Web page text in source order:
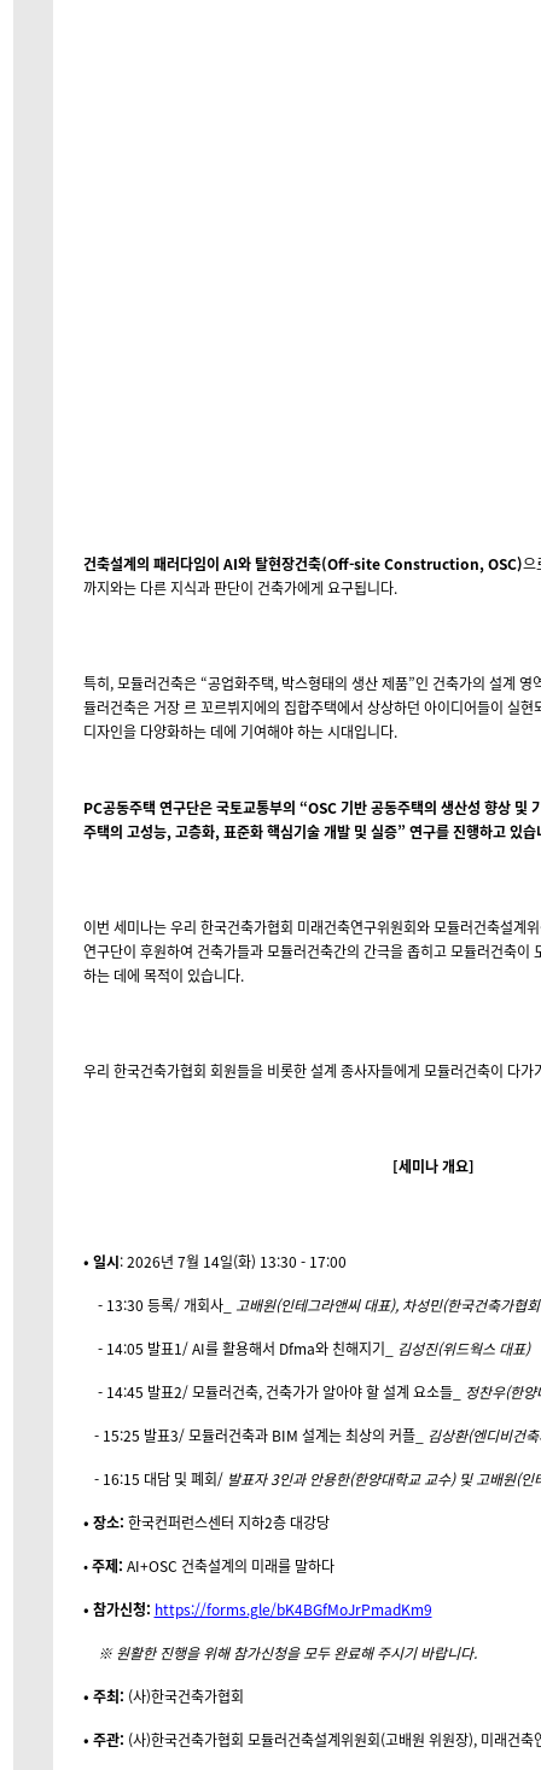
건축설계의 패러다임이 AI와 탈현장건축(Off-site Construction, OSC)으
까지와는 다른 지식과 판단이 건축가에게 요구됩니다.
특히, 모듈러건축은 “공업화주택, 박스형태의 생산 제품”인 건축가의 설계
듈러건축은 거장 르 꼬르뷔지에의 집합주택에서 상상하던 아이디어들이 실
디자인을 다양화하는 데에 기여해야 하는 시대입니다.
PC공동주택 연구단은 국토교통부의 “OSC 기반 공동주택의 생산성 향상 및
주택의 고성능, 고층화, 표준화 핵심기술 개발 및 실증” 연구를 진행하고 있습
이번 세미나는 우리 한국건축가협회 미래건축연구위원회와 모듈러건축설계
연구단이 후원하여 건축가들과 모듈러건축간의 간극을 좁히고 모듈러건축이
하는 데에 목적이 있습니다.
우리 한국건축가협회 회원들을 비롯한 설계 종사자들에게 모듈러건축이 다가
[세미나 개요]
• 일시: 2026년 7월 14일(화) 13:30 - 17:00
- 13:30 등록/ 개회사_ 고배원(인테그라앤씨 대표), 차성민(한국건축가협
- 14:05 발표1/ AI를 활용해서 Dfma와 친해지기_ 김성진(위드웍스 대표)
- 14:45 발표2/ 모듈러건축, 건축가가 알아야 할 설계 요소들_ 정찬우(한
- 15:25 발표3/ 모듈러건축과 BIM 설계는 최상의 커플_ 김상환(엔디비건
- 16:15 대담 및 폐회/ 발표자 3인과 안용한(한양대학교 교수) 및 고배원(인
• 장소: 한국컨퍼런스센터 지하2층 대강당
•주제: AI+OSC 건축설계의 미래를 말하다
• 참가신청: https://forms.gle/bK4BGfMoJrPmadKm9
※ 원활한 진행을 위해 참가신청을 모두 완료해 주시기 바랍니다.
• 주최: (사)한국건축가협회
• 주관: (사)한국건축가협회 모듈러건축설계위원회(고배원 위원장), 미래건축